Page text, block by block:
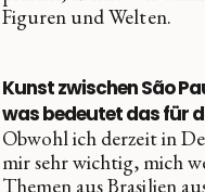
Figuren und Welten.
Kunst zwischen São
was bedeutet das für
Obwohl ich derzeit in
mir sehr wichtig, mich
Themen aus Brasilien